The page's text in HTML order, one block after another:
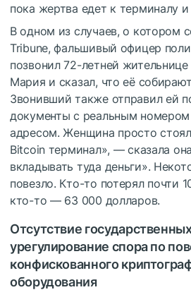
пока жертва едет к терминалу и
В одном из случаев, о котором
Tribune, фальшивый офицер
позвонил 72-летней
Мария и сказал, что её
Звонивший также отправил ей
документы с реальным
адресом. Женщина просто
Bitcoin терминал», — сказала
вкладывать туда деньги».
повезло. Кто-то потерял почти
кто-то — 63 000 долларов.
Отсутствие
урегулирование спора по
конфискованного
оборудования